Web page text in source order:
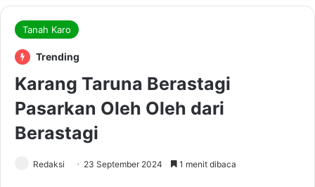
Tanah Karo
Trending
Karang Taruna Berastagi
Pasarkan Oleh Oleh dari
Berastagi
Redaksi 23 September 2024 1 menit dibaca